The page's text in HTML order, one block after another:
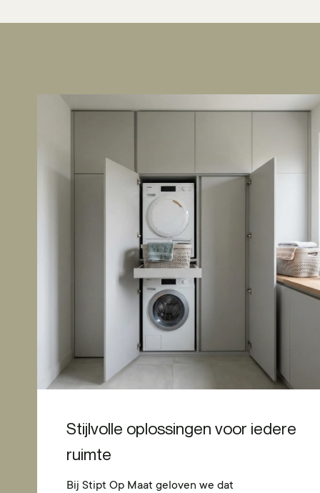
Stijlvolle oplossingen voor iedere
ruimte
Bij Stipt Op Maat geloven we dat